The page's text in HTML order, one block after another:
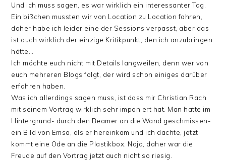
Und ich muss sagen, es war wirklich ein interessanter Tag.
Ein bißchen mussten wir von Location zu Location fahren,
daher habe ich leider eine der Sessions verpasst, aber das
ist auch wirklich der einzige Kritikpunkt, den ich anzubringen
hätte…
Ich möchte euch nicht mit Details langweilen, denn wer von
euch mehreren Blogs folgt, der wird schon einiges darüber
erfahren haben.
Was ich allerdings sagen muss, ist dass mir Christian Rach
mit seinem Vortrag wirklich sehr imponiert hat. Man hatte im
Hintergrund- durch den Beamer an die Wand geschmissen-
ein Bild von Emsa, als er hereinkam und ich dachte, jetzt
kommt eine Ode an die Plastikbox. Naja, daher war die
Freude auf den Vortrag jetzt auch nicht so riesig.